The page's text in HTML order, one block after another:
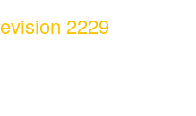
2229